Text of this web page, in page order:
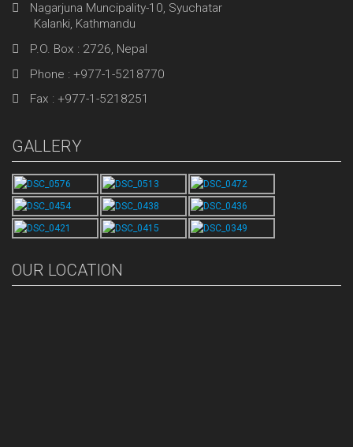
Nagarjuna Muncipality-10, Syuchatar
Kalanki, Kathmandu
P.O. Box : 2726, Nepal
Phone : +977-1-5218770
Fax : +977-1-5218251
GALLERY
OUR LOCATION